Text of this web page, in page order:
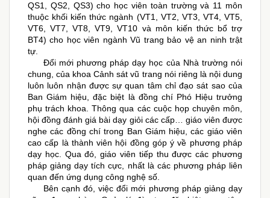
QS1, QS2, QS3) cho học viên toàn trường và 11 môn
thuộc khối kiến thức ngành (VT1, VT2, VT3, VT4, VT5,
VT6, VT7, VT8, VT9, VT10 và môn kiến thức bổ trợ
BT4) cho học viên ngành Vũ trang bảo vệ an ninh trật
tự.
Đổi mới phương pháp dạy học của Nhà trường nói
chung, của khoa Cảnh sát vũ trang nói riêng là nội dung
luôn luôn nhận được sự quan tâm chỉ đạo sát sao của
Ban Giám hiệu, đặc biệt là đồng chí Phó Hiệu trưởng
phụ trách khoa. Thông qua các cuộc họp chuyên môn,
hội đồng đánh giá bài dạy giỏi các cấp… giáo viên được
nghe các đồng chí trong Ban Giám hiệu, các giáo viên
cao cấp là thành viên hội đồng góp ý về phương pháp
dạy học. Qua đó, giáo viên tiếp thu được các phương
pháp giảng dạy tích cực, nhất là các phương pháp liên
quan đến ứng dụng công nghệ số.
Bên cạnh đó, việc đổi mới phương pháp giảng dạy